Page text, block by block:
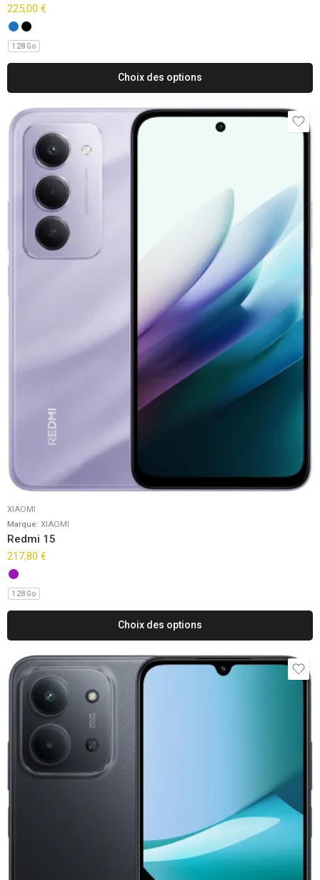
225,00 €
128 Go
Choix des options
XIAOMI
Marque: XIAOMI
Redmi 15
217,80 €
128 Go
Choix des options